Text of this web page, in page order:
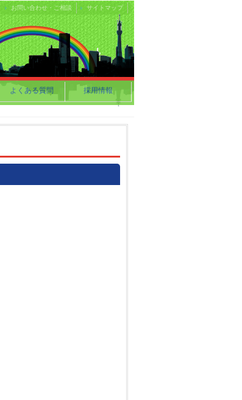
お問い合わせ・ご相談 サイトマップ
よくある質問 採用情報